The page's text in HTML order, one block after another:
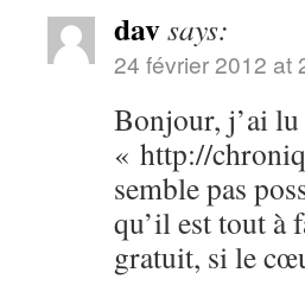
davsays:
24 février 2012 at
Bonjour, j’ai
« http://
semble pas
qu’il est tout à
gratuit, si le